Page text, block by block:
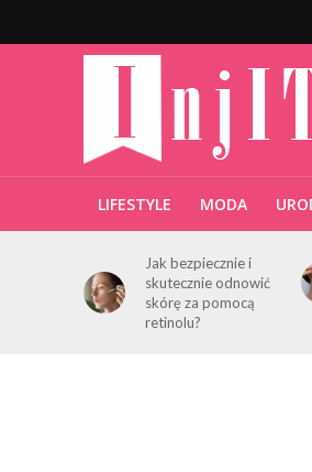
LIFESTYLE MODA
Jak bezpiecznie i
skutecznie odnowić
skórę za pomocą
retinolu?